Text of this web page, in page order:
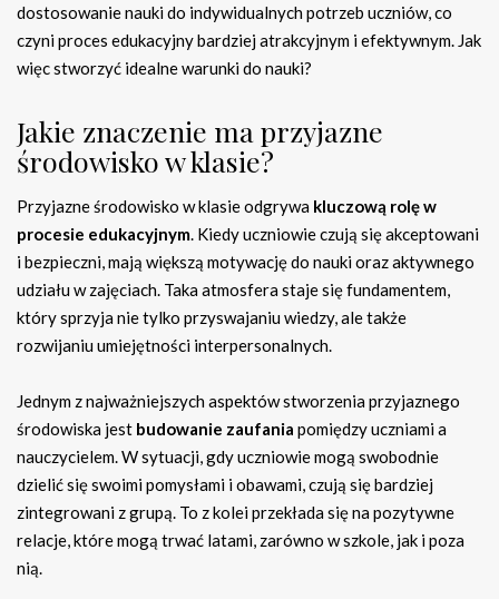
dostosowanie nauki do indywidualnych potrzeb uczniów, co
czyni proces edukacyjny bardziej atrakcyjnym i efektywnym. Jak
więc stworzyć idealne warunki do nauki?
Jakie znaczenie ma przyjazne
środowisko w klasie?
Przyjazne środowisko w klasie odgrywa kluczową rolę w
procesie edukacyjnym. Kiedy uczniowie czują się akceptowani
i bezpieczni, mają większą motywację do nauki oraz aktywnego
udziału w zajęciach. Taka atmosfera staje się fundamentem,
który sprzyja nie tylko przyswajaniu wiedzy, ale także
rozwijaniu umiejętności interpersonalnych.
Jednym z najważniejszych aspektów stworzenia przyjaznego
środowiska jest budowanie zaufania pomiędzy uczniami a
nauczycielem. W sytuacji, gdy uczniowie mogą swobodnie
dzielić się swoimi pomysłami i obawami, czują się bardziej
zintegrowani z grupą. To z kolei przekłada się na pozytywne
relacje, które mogą trwać latami, zarówno w szkole, jak i poza
nią.